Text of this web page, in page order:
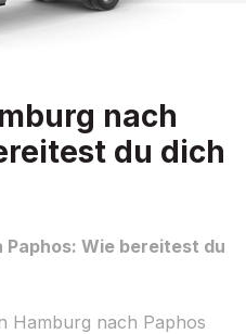
nach
du dich
Paphos: Wie bereitest du
Hamburg nach Paphos